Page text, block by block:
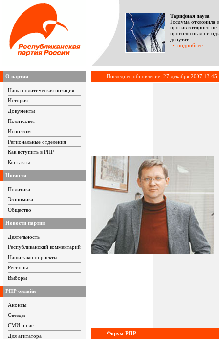
Тарифная пауза
Госдума отклонила
против которого не
проголосовал ни
депутат
подробнее
О партии
Наша политическая позиция
История
Документы
Политсовет
Исполком
Региональные отделения
Как вступить в РПР
Контакты
Новости
Политика
Экономика
Общество
Новости партии
Деятельность
Республиканский комментарий
Наши законопроекты
Регионы
Выборы
РПР онлайн
Анонсы
Съезды
СМИ о нас
Для агитатора
Последнее обновление: 27 декабря 2007 13:45
Форум РПР